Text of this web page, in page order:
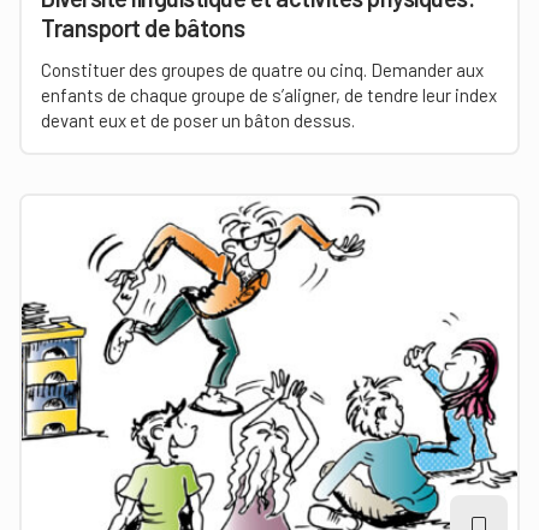
Transport de bâtons
Constituer des groupes de quatre ou cinq. Demander aux
enfants de chaque groupe de s’aligner, de tendre leur index
devant eux et de poser un bâton dessus.